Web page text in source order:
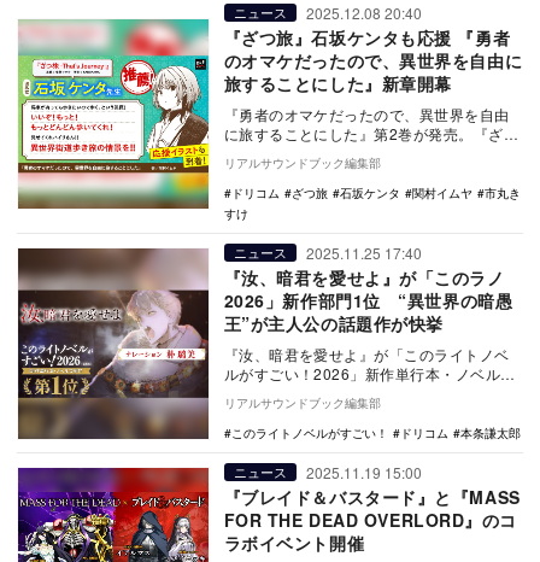
ニュース 2025.12.08 20:40
『ざつ旅』石坂ケンタも応援 『勇者
のオマケだったので、異世界を自由に
旅することにした』新章開幕
『勇者のオマケだったので、異世界を自由
に旅することにした』第2巻が発売。『ざつ
旅』作者・石坂ケンタも応援コメントを寄
せている。
リアルサウンドブック編集部
ドリコム
ざつ旅 石坂ケンタ 関村イムヤ
市丸き
すけ
ニュース 2025.11.25 17:40
『汝、暗君を愛せよ』が「このラノ
2026」新作部門1位 “異世界の暗愚
王”が主人公の話題作が快挙
『汝、暗君を愛せよ』が「このライトノベ
ルがすごい！2026」新作単行本・ノベルズ
部門第1位に。記念キャンペーンなどが開
催。
リアルサウンドブック編集部
このライトノベルがすごい！
ドリコム 本条謙太郎
ニュース 2025.11.19 15:00
『ブレイド＆バスタード』と『MASS
FOR THE DEAD OVERLORD』のコ
ラボイベント開催